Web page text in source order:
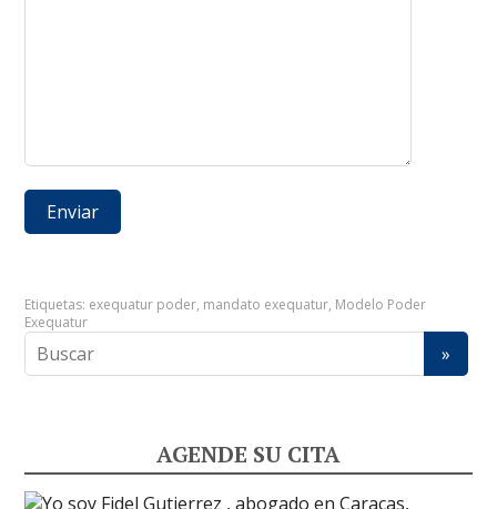
Etiquetas: exequatur poder, mandato exequatur, Modelo Poder
Exequatur
AGENDE SU CITA